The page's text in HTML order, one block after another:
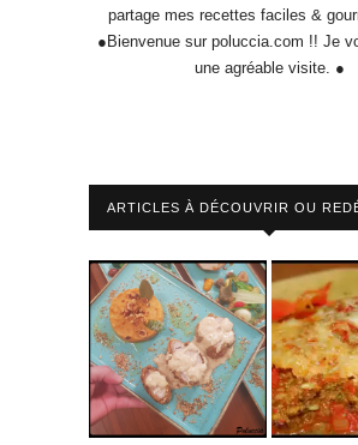
partage mes recettes faciles &
●Bienvenue sur poluccia.com !! Je
une agréable visite. ●
ARTICLES À DÉCOUVRIR OU